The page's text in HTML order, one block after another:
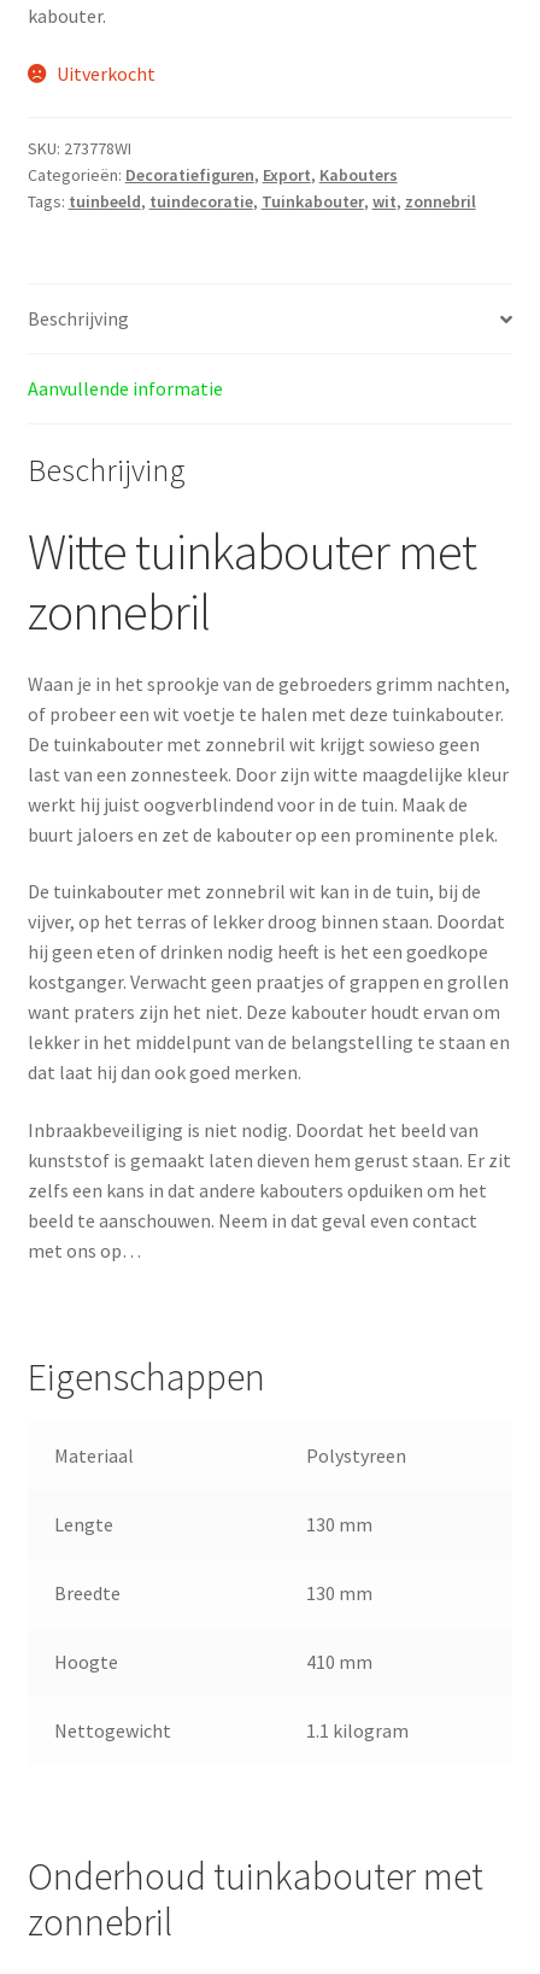
kabouter.
Uitverkocht
SKU: 273778WI
Categorieën: Decoratiefiguren, Export, Kabouters
Tags: tuinbeeld, tuindecoratie, Tuinkabouter, wit, zonnebril
Beschrijving
Aanvullende informatie
Beschrijving
Witte tuinkabouter met
zonnebril
Waan je in het sprookje van de gebroeders grimm nachten,
of probeer een wit voetje te halen met deze tuinkabouter.
De tuinkabouter met zonnebril wit krijgt sowieso geen
last van een zonnesteek. Door zijn witte maagdelijke kleur
werkt hij juist oogverblindend voor in de tuin. Maak de
buurt jaloers en zet de kabouter op een prominente plek.
De tuinkabouter met zonnebril wit kan in de tuin, bij de
vijver, op het terras of lekker droog binnen staan. Doordat
hij geen eten of drinken nodig heeft is het een goedkope
kostganger. Verwacht geen praatjes of grappen en grollen
want praters zijn het niet. Deze kabouter houdt ervan om
lekker in het middelpunt van de belangstelling te staan en
dat laat hij dan ook goed merken.
Inbraakbeveiliging is niet nodig. Doordat het beeld van
kunststof is gemaakt laten dieven hem gerust staan. Er zit
zelfs een kans in dat andere kabouters opduiken om het
beeld te aanschouwen. Neem in dat geval even contact
met ons op…
Eigenschappen
Materiaal Polystyreen
Lengte 130 mm
Breedte 130 mm
Hoogte 410 mm
Nettogewicht 1.1 kilogram
Onderhoud tuinkabouter met
zonnebril